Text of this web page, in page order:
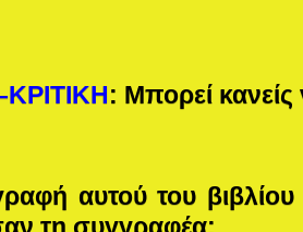
: Μπορεί
αυτού του βιβλίου